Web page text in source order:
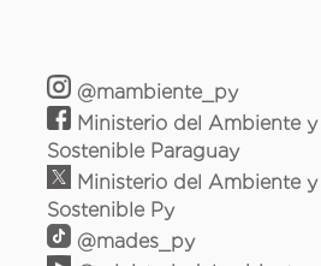
@mambiente_py
Ministerio del Ambiente y
Sostenible Paraguay
Ministerio del Ambiente
Sostenible Py
@mades_py